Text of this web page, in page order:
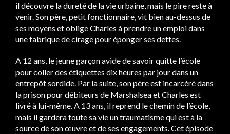
il découvre la dureté de la vie urbaine, mais le pire reste à
venir. Son père, petit fonctionnaire, vit bien au-dessus de
ses moyens et oblige Charles à prendre un emploi dans
une fabrique de cirage pour éponger ses dettes.
A 12 ans, le jeune garçon avide de savoir quitte l’école
pour coller des étiquettes dix heures par jour dans un
entrepôt sordide. Par la suite, son père est incarcéré dans
la prison pour débiteurs de Marshalsea et Charles est
livré à lui-même. A 13 ans, il reprend le chemin de l’école,
mais il gardera toute sa vie un traumatisme qui est à la
source de son œuvre et de ses engagements. Cet épisode